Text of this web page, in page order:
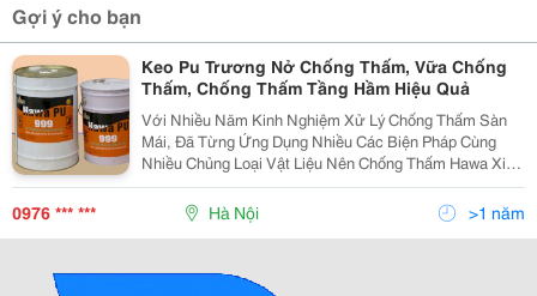
Gợi ý cho bạn
Keo Pu Trương Nở Chống Thấm, Vữa Chống
Thấm, Chống Thấm Tầng Hầm Hiệu Quả
Với Nhiều Năm Kinh Nghiệm Xử Lý Chống Thấm Sàn
Mái, Đã Từng Ứng Dụng Nhiều Các Biện Pháp Cùng
Nhiều Chủng Loại Vật Liệu Nên Chống Thấm Hawa Xin
Giới Thiệu Các Sản Phẩm Chống Thấm Ưu Việt Cho
Sàn Mái, Tầng Hầm,.... Với Đầy Đủ Các Tiêu Chí: Chất
0976 *** *** Hà Nội >1 năm